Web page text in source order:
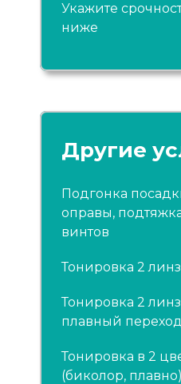
Укажите
ниже
Другие
Подгонка
оправы,
винтов
Тонировка 2 линз
Тонировка 2 линз
плавный переход
Тонировка в 2
(биколор, плавно)